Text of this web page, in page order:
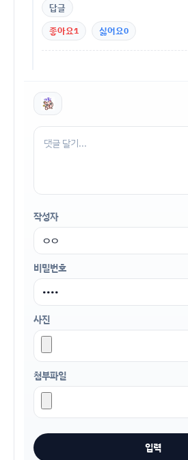
답글
좋아요1 싫어요0
작성자
비밀번호
사진
첨부파일